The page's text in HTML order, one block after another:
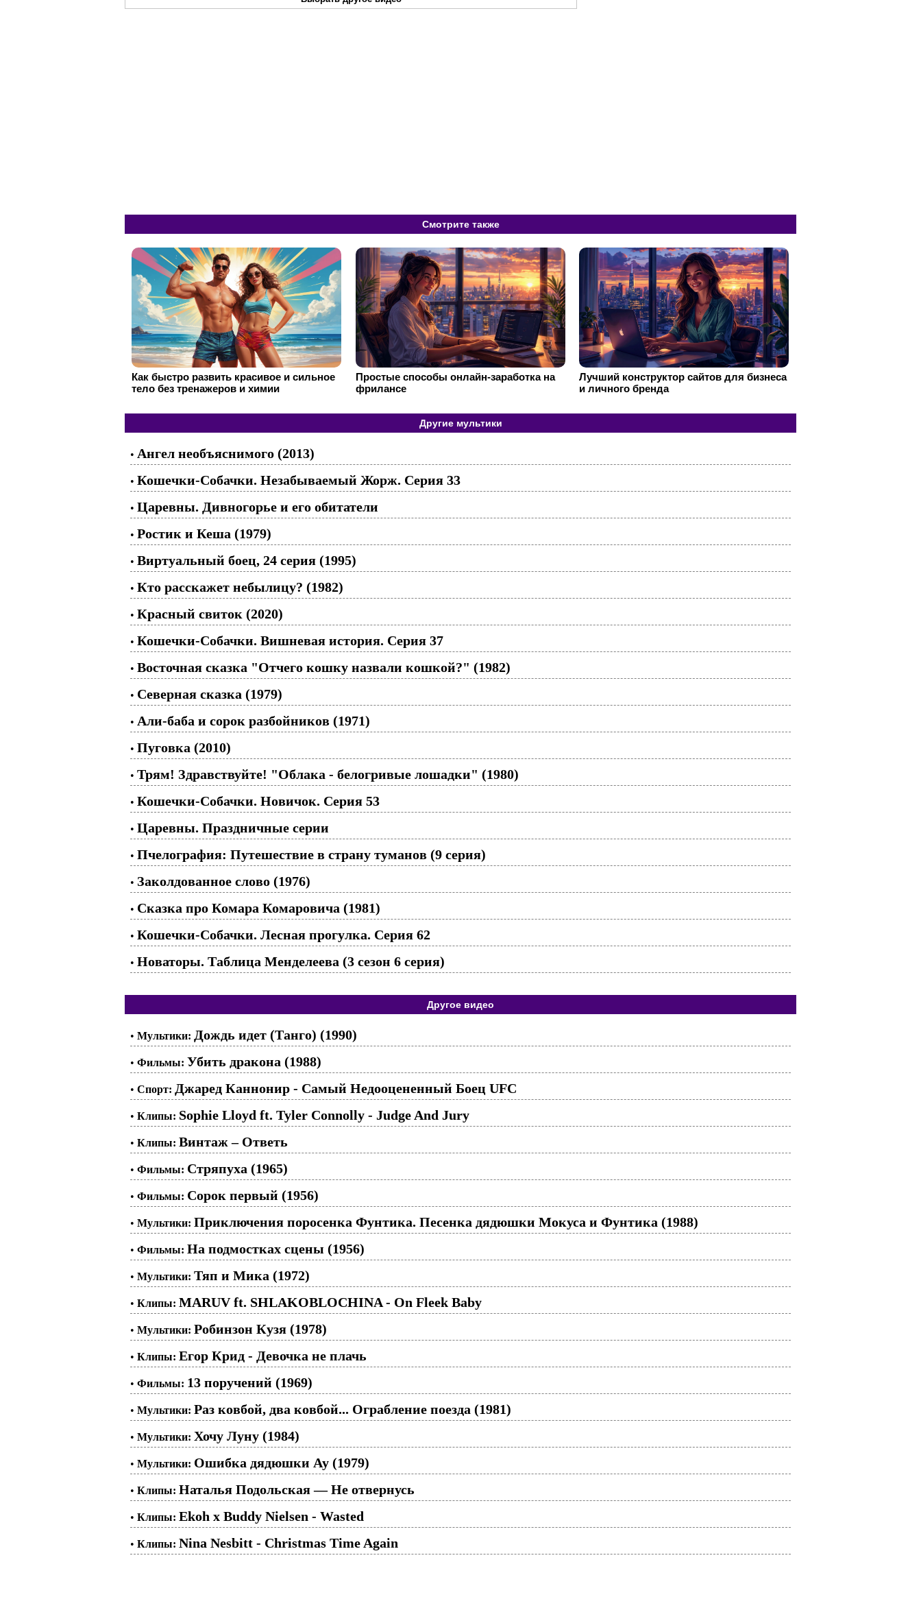
Смотрите также
Как быстро развить красивое и сильное
тело без тренажеров и химии
Простые способы онлайн-заработка на
фрилансе
Лучший конструктор сайтов для бизнеса
и личного бренда
Другие мультики
• Ангел необъяснимого (2013)
• Кошечки-Собачки. Незабываемый Жорж. Серия 33
• Царевны. Дивногорье и его обитатели
• Ростик и Кеша (1979)
• Виртуальный боец, 24 серия (1995)
• Кто расскажет небылицу? (1982)
• Красный свиток (2020)
• Кошечки-Собачки. Вишневая история. Серия 37
• Восточная сказка "Отчего кошку назвали кошкой?" (1982)
• Северная сказка (1979)
• Али-баба и сорок разбойников (1971)
• Пуговка (2010)
• Трям! Здравствуйте! "Облака - белогривые лошадки" (1980)
• Кошечки-Собачки. Новичок. Серия 53
• Царевны. Праздничные серии
• Пчелография: Путешествие в страну туманов (9 серия)
• Заколдованное слово (1976)
• Сказка про Комара Комаровича (1981)
• Кошечки-Собачки. Лесная прогулка. Серия 62
• Новаторы. Таблица Менделеева (3 сезон 6 серия)
Другое видео
• Мультики: Дождь идет (Танго) (1990)
• Фильмы: Убить дракона (1988)
• Спорт: Джаред Каннонир - Самый Недооцененный Боец UFC
• Клипы: Sophie Lloyd ft. Tyler Connolly - Judge And Jury
• Клипы: Винтаж – Ответь
• Фильмы: Стряпуха (1965)
• Фильмы: Сорок первый (1956)
• Мультики: Приключения поросенка Фунтика. Песенка дядюшки Мокуса и Фунтика (1988)
• Фильмы: На подмостках сцены (1956)
• Мультики: Тяп и Мика (1972)
• Клипы: MARUV ft. SHLAKOBLOCHINA - On Fleek Baby
• Мультики: Робинзон Кузя (1978)
• Клипы: Егор Крид - Девочка не плачь
• Фильмы: 13 поручений (1969)
• Мультики: Раз ковбой, два ковбой... Ограбление поезда (1981)
• Мультики: Хочу Луну (1984)
• Мультики: Ошибка дядюшки Ау (1979)
• Клипы: Наталья Подольская — Не отвернусь
• Клипы: Ekoh x Buddy Nielsen - Wasted
• Клипы: Nina Nesbitt - Christmas Time Again